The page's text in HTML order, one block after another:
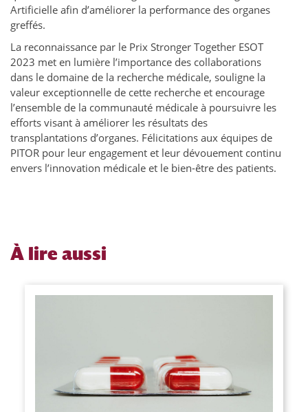
Artificielle afin d’améliorer la performance des organes
greffés.
​​La reconnaissance par le Prix Stronger Together ESOT
2023 met en lumière l’importance des collaborations
dans le domaine de la recherche médicale, souligne la
valeur exceptionnelle de cette recherche et encourage
l’ensemble de la communauté médicale à poursuivre les
efforts visant à améliorer les résultats des
transplantations d’organes. Félicitations aux équipes de
PITOR pour leur engagement et leur dévouement continu
envers l’innovation médicale et le bien-être des patients.
À lire aussi